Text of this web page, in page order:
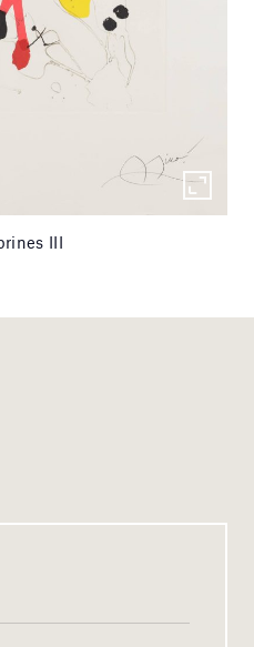
III